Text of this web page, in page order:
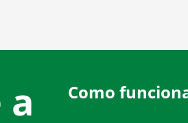
a Como